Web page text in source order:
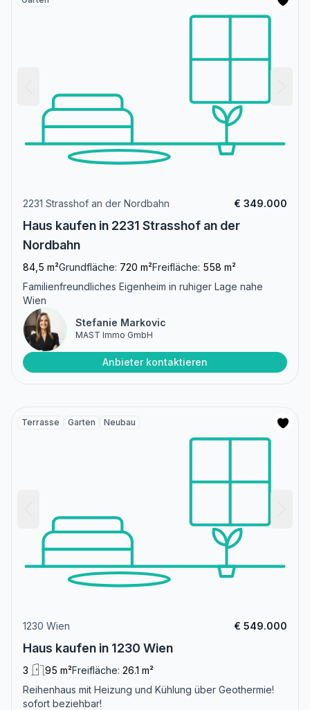
2231 Strasshof an der Nordbahn € 349.000
Haus kaufen in 2231 Strasshof an der
Nordbahn
84,5 m²Grundfläche: 720 m²Freifläche: 558 m²
Familienfreundliches Eigenheim in ruhiger Lage nahe
Wien
Stefanie Markovic
MAST Immo GmbH
Anbieter kontaktieren
Terrasse Garten Neubau
1230 Wien € 549.000
Haus kaufen in 1230 Wien
3 95 m²Freifläche: 26.1 m²
Reihenhaus mit Heizung und Kühlung über Geothermie!
sofort beziehbar!